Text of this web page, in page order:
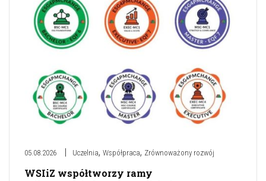
05.08.2026 Uczelnia, Współpraca, Zrównoważony rozwój
WSIiZ współtworzy ramy